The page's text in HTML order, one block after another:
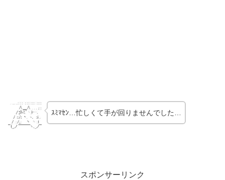
ｽﾐﾏｾﾝ…忙しくて手が回りませんでした…
スポンサーリンク